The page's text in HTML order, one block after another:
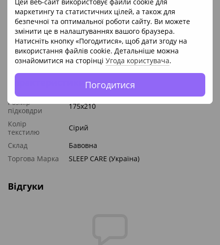
маркетингу та статистичних цілей, а також для
безпечної та оптимальної роботи сайту. Ви можете
змінити це в налаштуваннях вашого браузера.
Натисніть кнопку «Погодитися», щоб дати згоду на
використання файлів cookie. Детальніше можна
ознайомитися на сторінці Угода користувача.
Погодитися
настрій. У лінійці представлені - підковдра, наволочка,
простирадло, які представлені в різних тканинах і різних
колірних рішеннях.
* Колір товару на фото може відрізнятися від реального.
Виробник:ТМ Sleep Care (Україна)
Розмір
підковдри
175x210
Колір
текстилю
Сірий
Склад
Бавовна
Торгова Марка
SLEEP CARE (Україна)
Відгуки